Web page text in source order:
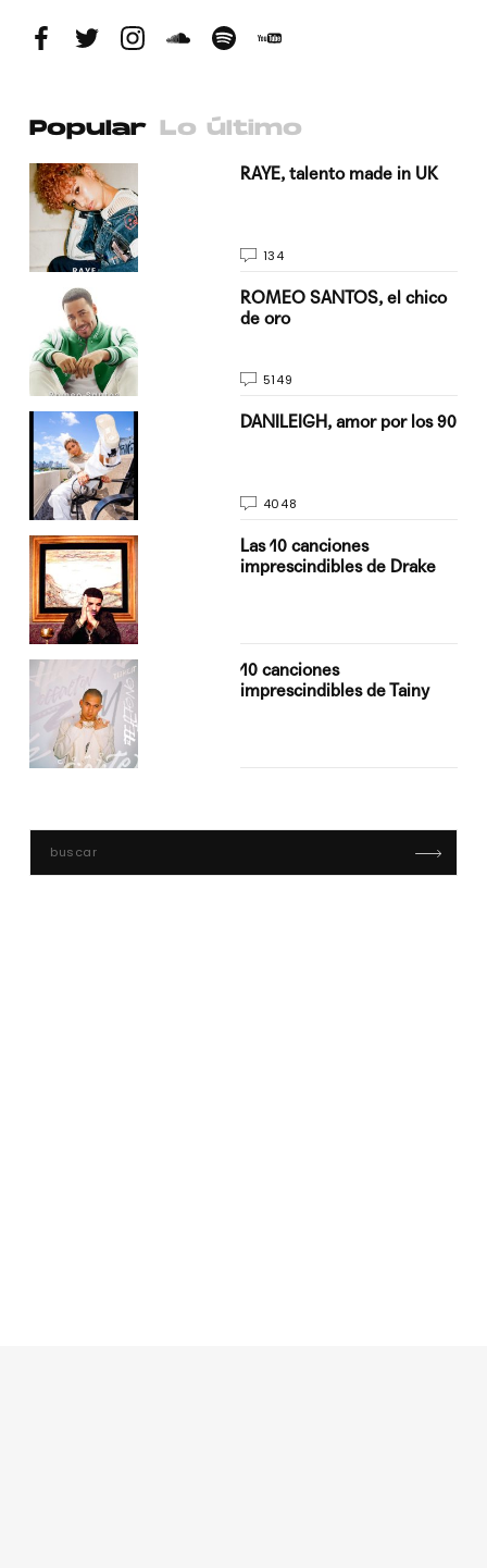
Popular Lo último
RAYE, talento made in UK
134
ROMEO SANTOS, el chico
de oro
5149
DANILEIGH, amor por los 90
4048
Las 10 canciones
imprescindibles de Drake
10 canciones
imprescindibles de Tainy